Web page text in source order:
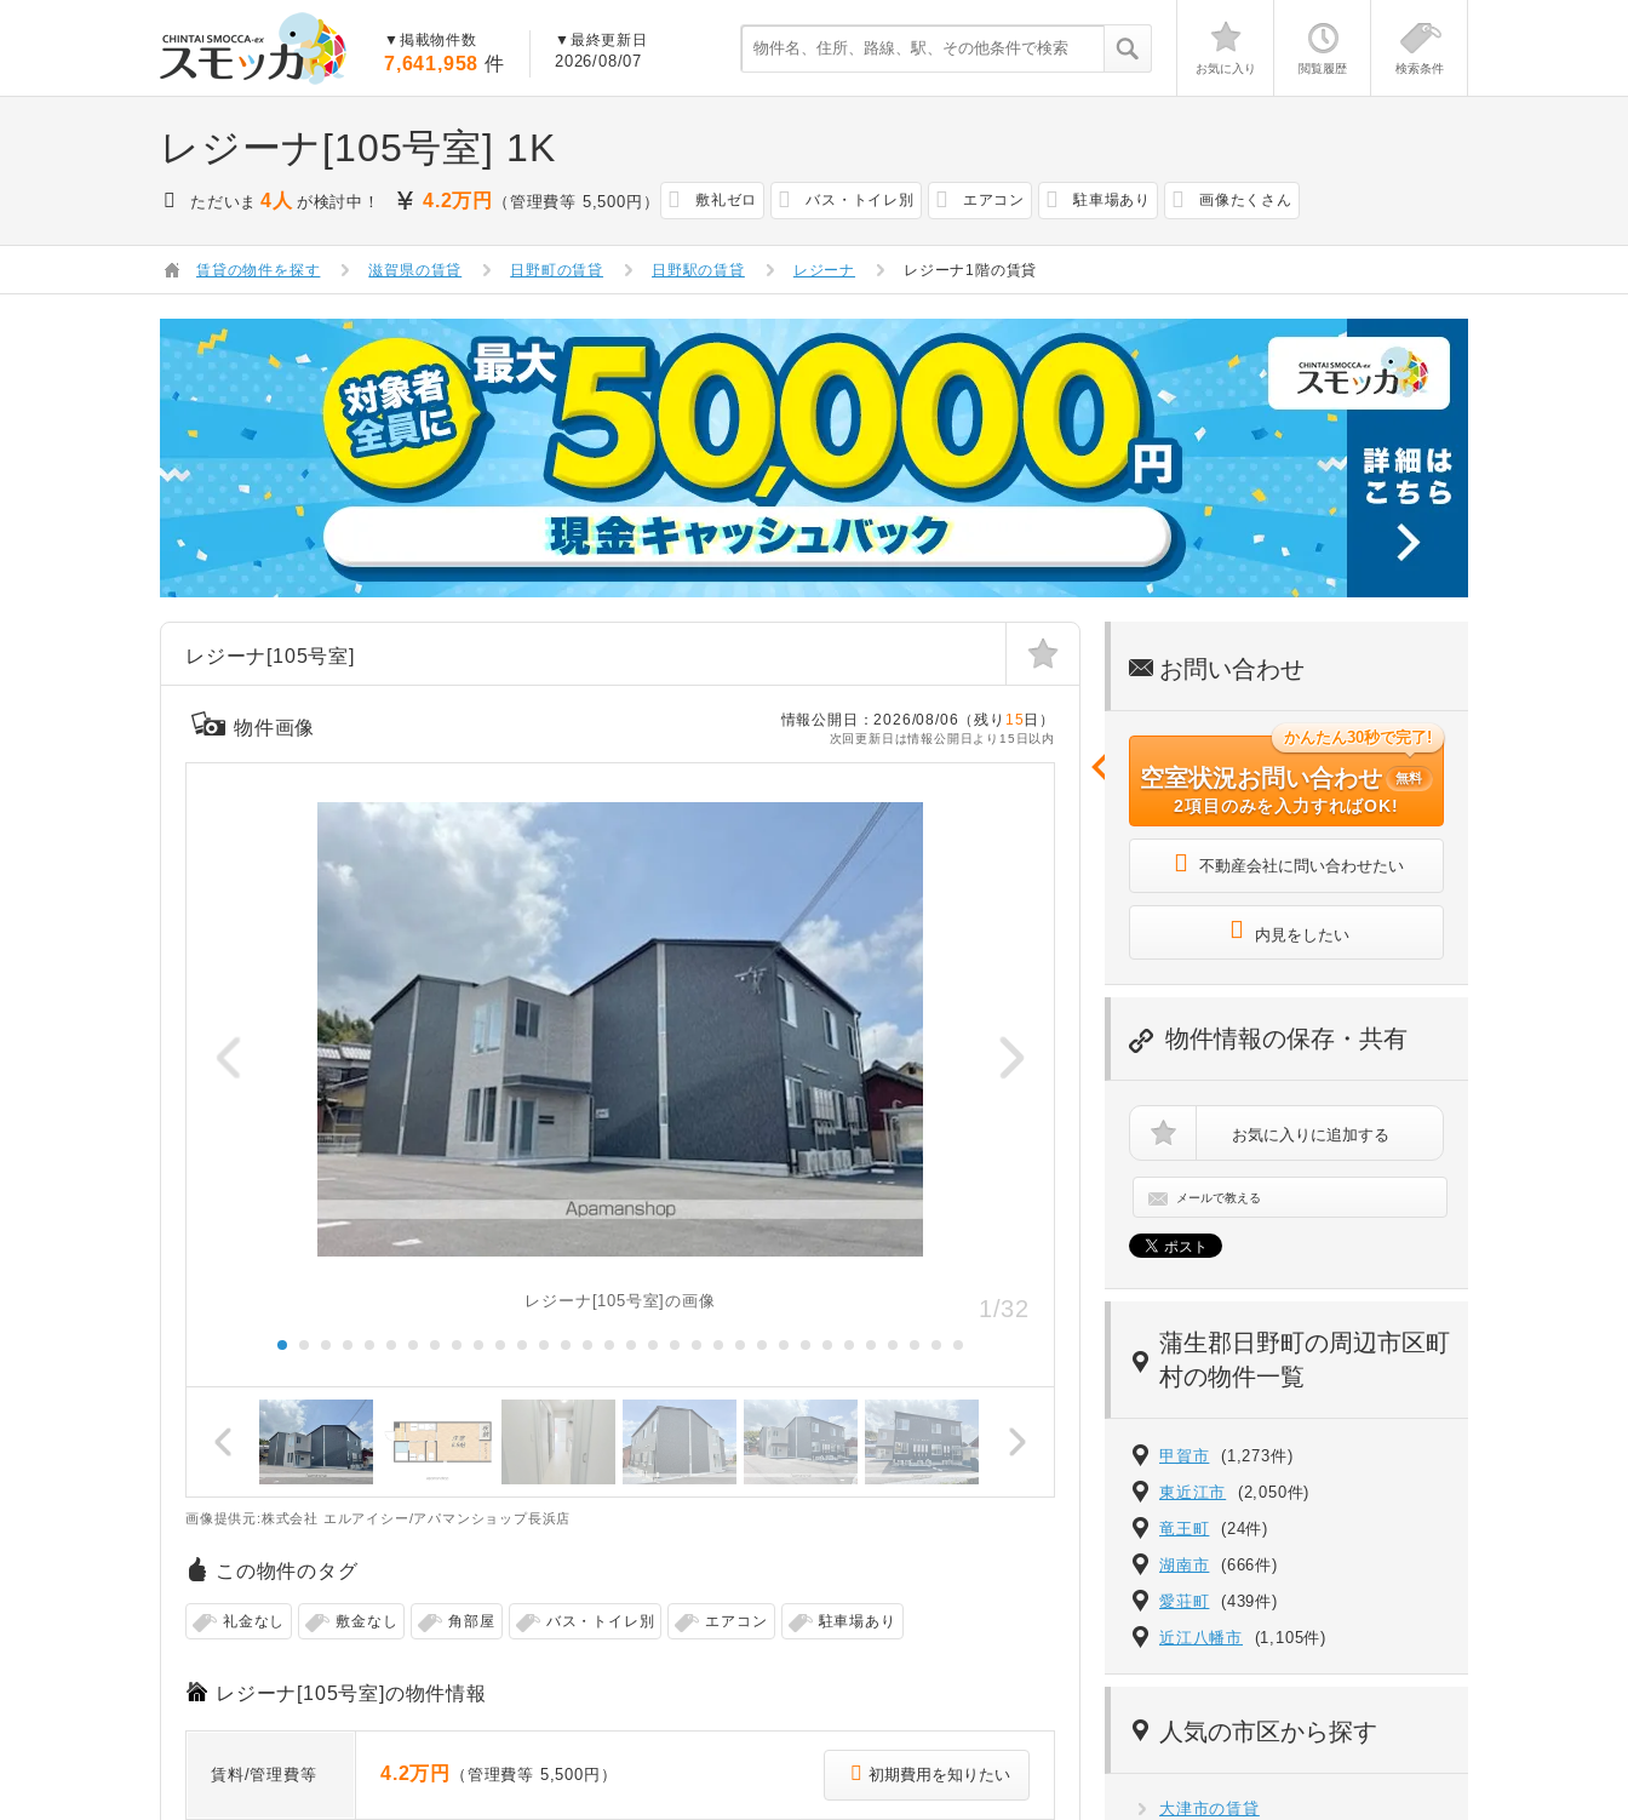
▼掲載物件数
7,641,958 件
▼最終更新日
2026/08/07 お気に入り 閲覧履歴 検索条件
レジーナ[105号室] 1K
ただいま 4人 が検討中！ 4.2万円 （管理費等 5,500円） 敷礼ゼロ バス・トイレ別 エアコン 駐車場あり 画像たくさん
賃貸の物件を探す 滋賀県の賃貸 日野町の賃貸 日野駅の賃貸 レジーナ レジーナ1階の賃貸
レジーナ[105号室]
情報公開日：2026/08/06（残り 15日）
次回更新日は情報公開日より15日以内
物件画像
1/32
レジーナ[105号室]の画像
画像提供元:株式会社 エルアイシー/アパマンショップ長浜店
この物件のタグ
礼金なし 敷金なし 角部屋 バス・トイレ別 エアコン 駐車場あり
レジーナ[105号室]の物件情報
賃料/管理費等 4.2万円 （管理費等 5,500円） 初期費用を知りたい
お問い合わせ
かんたん30秒で完了!
空室状況お問い合わせ 無料
2項目のみを入力すればOK!
不動産会社に問い合わせたい
内見をしたい
物件情報の保存・共有
お気に入りに追加する
メールで教える
蒲生郡日野町の周辺市区町
村の物件一覧
甲賀市 (1,273件)
東近江市 (2,050件)
竜王町 (24件)
湖南市 (666件)
愛荘町 (439件)
近江八幡市 (1,105件)
人気の市区から探す
大津市の賃貸